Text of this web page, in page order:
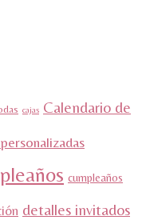
cajas Calendario de
cumpleaños
detalles invitados